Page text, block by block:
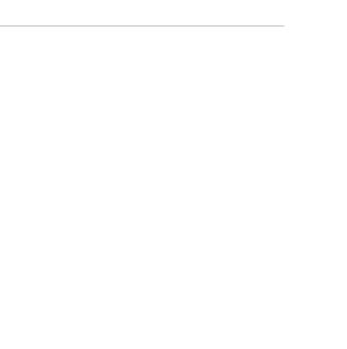
abhören. Selbst bei einem